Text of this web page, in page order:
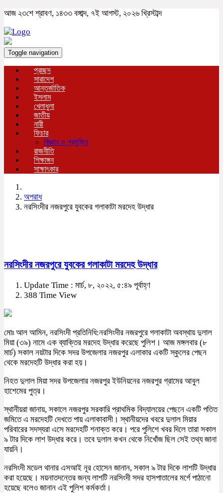
আজ ২৩শে শ্রাবণ, ১৪৩৩ বঙ্গাব্দ, ৭ই আগস্ট, ২০২৬ খ্রিস্টাব্দ
Toggle navigation
প্রচ্ছদ
সারাদেশ
আন্তর্জাতিক
ইসলাম
খেলাধুলা
জাতীয়
নারী
ফিচার
বিজ্ঞান ও প্রযুক্তি
রাজনীতি
শিক্ষাঙ্গন
সাক্ষাৎকার
অপরাধ
নরসিংদীর নজরপুরে যুবকের গলাকাটা মরদেহ উদ্ধার
নরসিংদীর নজরপুরে যুবকের গলাকাটা মরদেহ উদ্ধার
Update Time : মার্চ, ৮, ২০২২, ৫:৪৯ পূর্বাহ্ণ
388 Time View
মোঃ আল আমিন, নরসিংদী প্রতিনিধি:নরসিংদীর নজরপুরে গলাকাটা অবস্থায় দুলাল
মিয়া (৩৯) নামে এক ব্যাক্তির মরদেহ উদ্ধার করেছে পুলিশ। আজ মঙ্গলবার (৮
মার্চ) সকাল নয়টার দিকে সদর উপজেলার নজরপুর এলাকার একটি স্কুলের পেছন
থেকে মরদেহটি উদ্ধার করা হয়।
নিহত দুলাল মিয়া সদর উপজেলার নজরপুর ইউনিয়নের নজরপুর গ্রামের আবুল
হাশেমের পুত্র।
স্থানীয়রা জানায়, সকালে নজরপুর সরকারি প্রাথমিক বিদ্যালয়ের পেছনে একটি পতিত
জমিতে এ মরদেহটি দেখতে পায় এলাকাবাসী। স্থানীয়দের খবরে দুলাল মিয়ার
পরিবারের সদস্যরা এসে মরদেহটি শনাক্ত করে। পরে পুলিশে খবর দিলে তারা সকাল
৯ টার দিকে লাশ উদ্ধার করে। তবে দুলাল কখন থেকে নিখোঁজ ছিল সেই তথ্য জানা
যায়নি।
নরসিংদী মডেল থানার এসআই নূর হোসেন জানান, সকাল ৯ টার দিকে লাশটি উদ্ধার
করা হয়েছে। ময়নাতদন্তের জন্য লাশটি নরসিংদী সদর হাসপাতালের মর্গে পাঠানো
হয়েছে বলেও জানান এই পুলিশ কর্মকর্তা।